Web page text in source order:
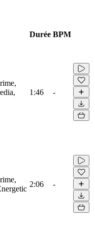
Durée BPM
1:46 -
2:06 -